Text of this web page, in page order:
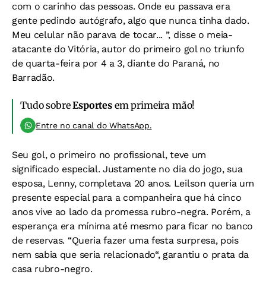
com o carinho das pessoas. Onde eu passava era
gente pedindo autógrafo, algo que nunca tinha dado.
Meu celular não parava de tocar... ”, disse o meia-
atacante do Vitória, autor do primeiro gol no triunfo
de quarta-feira por 4 a 3, diante do Paraná, no
Barradão.
Tudo sobreEsportesem primeira mão!
Entre no canal do WhatsApp.
Seu gol, o primeiro no profissional, teve um
significado especial. Justamente no dia do jogo, sua
esposa, Lenny, completava 20 anos. Leilson queria um
presente especial para a companheira que há cinco
anos vive ao lado da promessa rubro-negra. Porém, a
esperança era mínima até mesmo para ficar no banco
de reservas. “Queria fazer uma festa surpresa, pois
nem sabia que seria relacionado“, garantiu o prata da
casa rubro-negro.